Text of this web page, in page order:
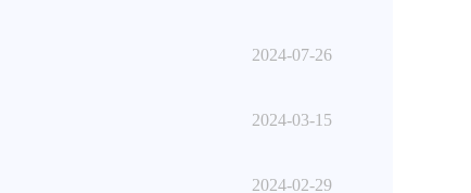
2024-07-26
2024-03-15
2024-02-29